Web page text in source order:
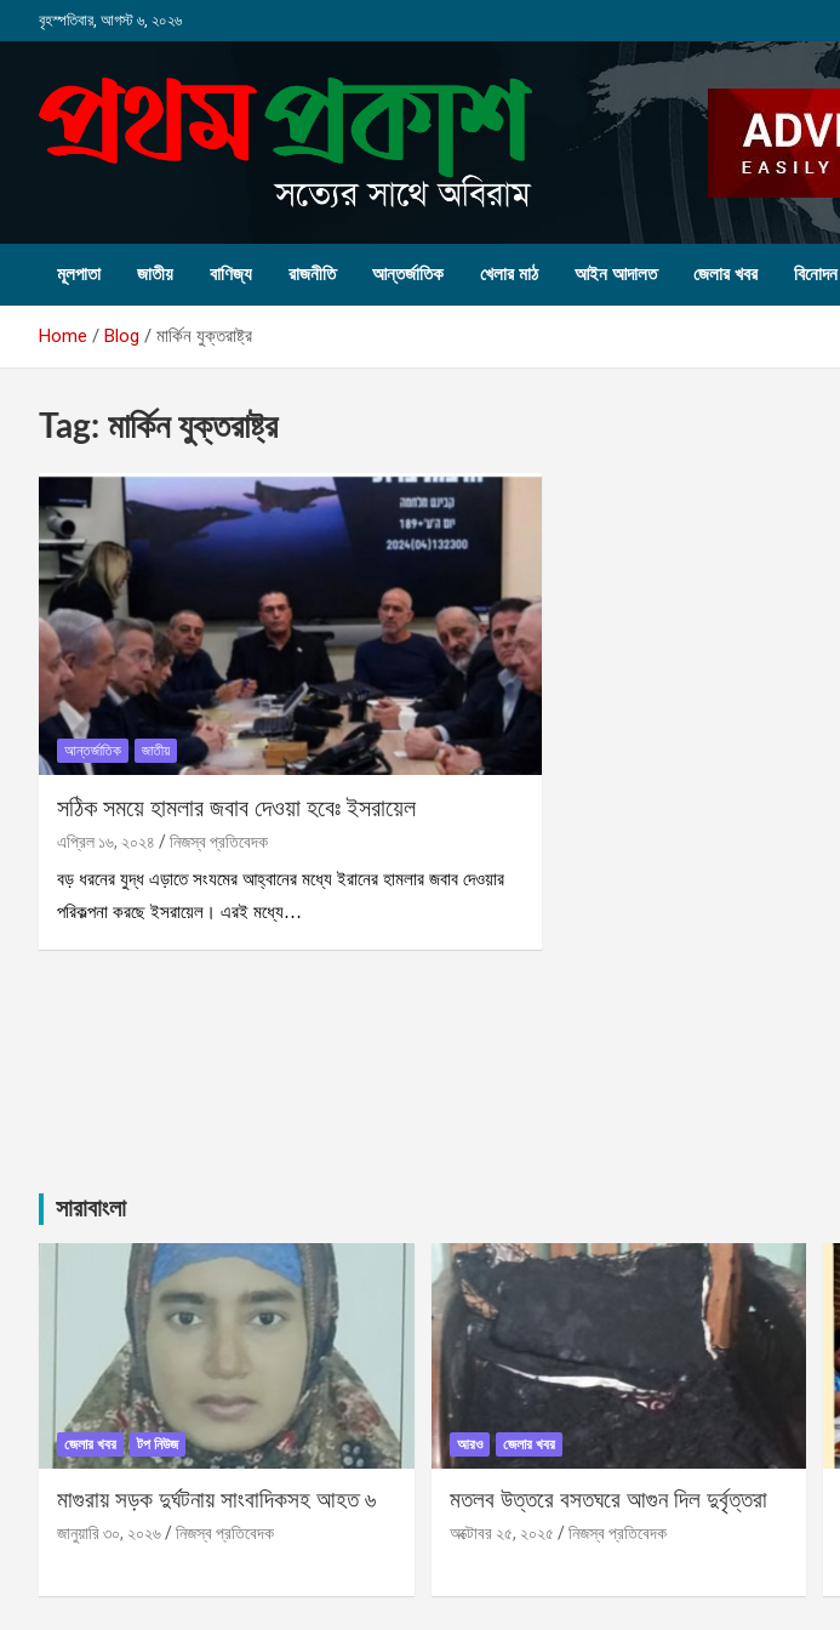
to
বৃহস্পতিবার, আগস্ট ৬, ২০২৬
মূলপাতা জাতীয় বাণিজ্য রাজনীতি আন্তর্জাতিক খেলার মাঠ আইন আদালত জেলার খবর বিনোদন
Home Blog মার্কিন যুক্তরাষ্ট্র
Tag: মার্কিন যুক্তরাষ্ট্র
আন্তর্জাতিক জাতীয়
সঠিক সময়ে হামলার জবাব দেওয়া হবেঃ ইসরায়েল
এপ্রিল ১৬, ২০২৪
নিজস্ব প্রতিবেদক
বড় ধরনের যুদ্ধ এড়াতে সংযমের আহ্বানের মধ্যে ইরানের হামলার জবাব দেওয়ার
পরিকল্পনা করছে ইসরায়েল। এরই মধ্যে…
সারাবাংলা
জেলার খবর টপ নিউজ
মাগুরায় সড়ক দুর্ঘটনায় সাংবাদিকসহ আহত ৬
জানুয়ারি ৩০, ২০২৬ নিজস্ব প্রতিবেদক
আরও জেলার খবর
মতলব উত্তরে বসতঘরে আগুন দিল দুর্বৃত্তরা
অক্টোবর ২৫, ২০২৫ নিজস্ব প্রতিবেদক